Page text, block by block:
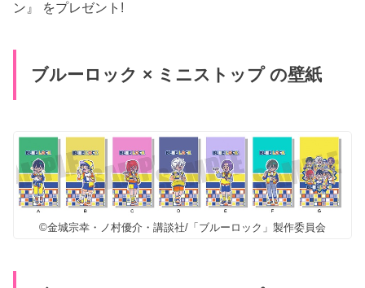
ン』 をプレゼント!
ブルーロック × ミニストップ の壁紙
©金城宗幸・ノ村優介・講談社/「ブルーロック」製作委員会